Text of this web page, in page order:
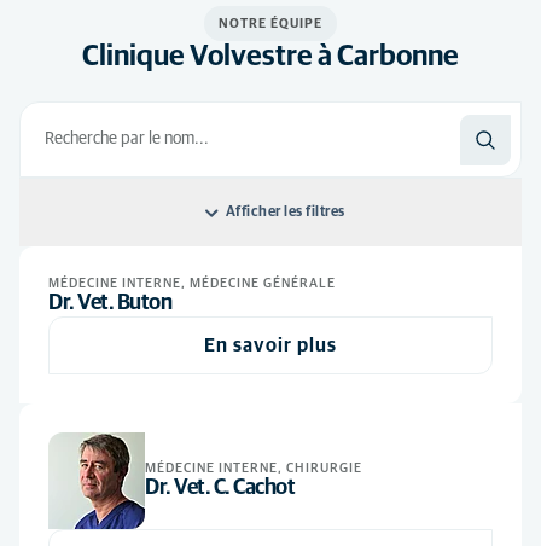
NOTRE ÉQUIPE
Clinique Volvestre à Carbonne
Afficher les filtres
Classer par: Default
MÉDECINE INTERNE, MÉDECINE GÉNÉRALE
Dr. Vet. Buton
En savoir plus
MÉDECINE INTERNE, CHIRURGIE
Dr. Vet. C. Cachot